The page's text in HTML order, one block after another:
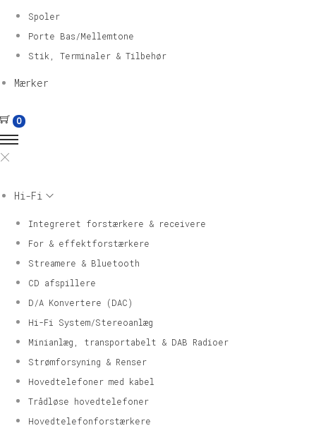
Spoler
Porte Bas/Mellemtone
Stik, Terminaler & Tilbehør
Mærker
0
Hi-Fi
Integreret forstærkere & receivere
For & effektforstærkere
Streamere & Bluetooth
CD afspillere
D/A Konvertere (DAC)
Hi-Fi System/Stereoanlæg
Minianlæg, transportabelt & DAB Radioer
Strømforsyning & Renser
Hovedtelefoner med kabel
Trådløse hovedtelefoner
Hovedtelefonforstærkere